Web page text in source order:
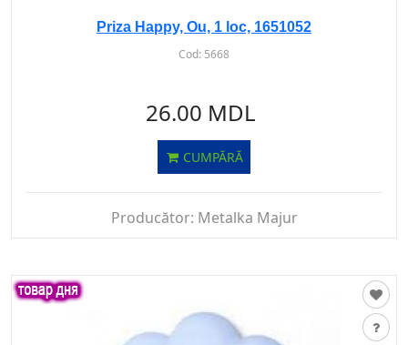
Priza Happy, Ou, 1 loc, 1651052
Cod: 5668
26.00 MDL
CUMPĂRĂ
Producător: Metalka Majur